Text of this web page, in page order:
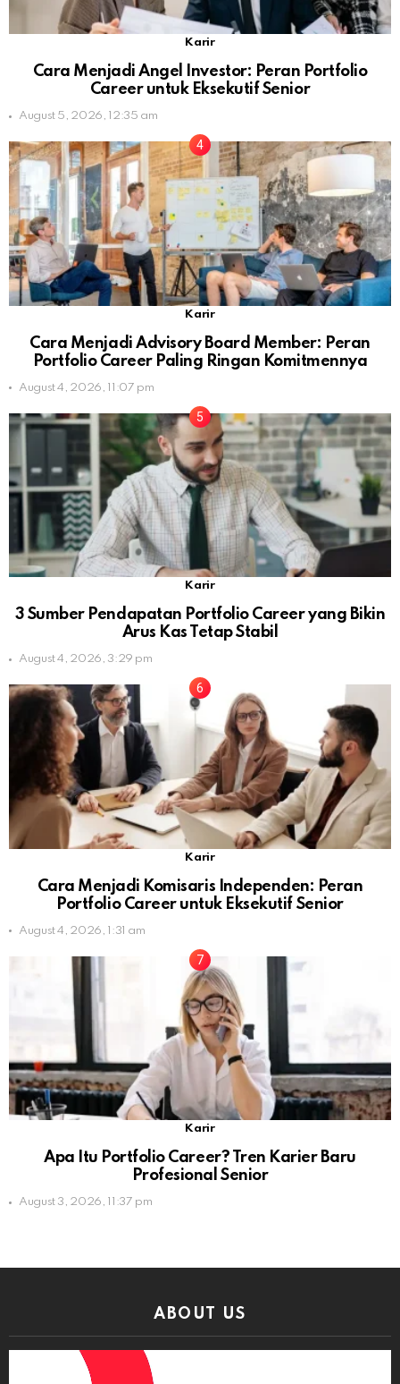
Karir
Cara Menjadi Angel Investor: Peran Portfolio
Career untuk Eksekutif Senior
August 5, 2026, 12:35 am
Karir
Cara Menjadi Advisory Board Member: Peran
Portfolio Career Paling Ringan Komitmennya
August 4, 2026, 11:07 pm
Karir
3 Sumber Pendapatan Portfolio Career yang Bikin
Arus Kas Tetap Stabil
August 4, 2026, 3:29 pm
Karir
Cara Menjadi Komisaris Independen: Peran
Portfolio Career untuk Eksekutif Senior
August 4, 2026, 1:31 am
Karir
Apa Itu Portfolio Career? Tren Karier Baru
Profesional Senior
August 3, 2026, 11:37 pm
ABOUT US